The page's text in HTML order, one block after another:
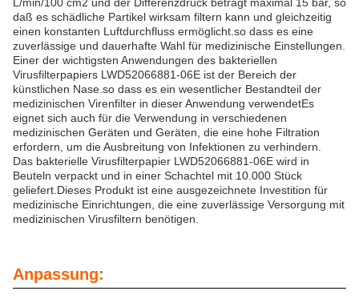
L/min/100 cm2 und der Differenzdruck beträgt maximal 15 bar, so
daß es schädliche Partikel wirksam filtern kann und gleichzeitig
einen konstanten Luftdurchfluss ermöglicht.so dass es eine
zuverlässige und dauerhafte Wahl für medizinische Einstellungen.
Einer der wichtigsten Anwendungen des bakteriellen
Virusfilterpapiers LWD52066881-06E ist der Bereich der
künstlichen Nase.so dass es ein wesentlicher Bestandteil der
medizinischen Virenfilter in dieser Anwendung verwendetEs
eignet sich auch für die Verwendung in verschiedenen
medizinischen Geräten und Geräten, die eine hohe Filtration
erfordern, um die Ausbreitung von Infektionen zu verhindern.
Das bakterielle Virusfilterpapier LWD52066881-06E wird in
Beuteln verpackt und in einer Schachtel mit 10.000 Stück
geliefert.Dieses Produkt ist eine ausgezeichnete Investition für
medizinische Einrichtungen, die eine zuverlässige Versorgung mit
medizinischen Virusfiltern benötigen.
Anpassung: